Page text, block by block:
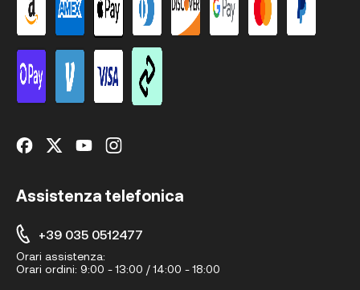
Assistenza telefonica
+39 035 0512477
Orari assistenza:
Orari ordini: 9:00 - 13:00 / 14:00 - 18:00